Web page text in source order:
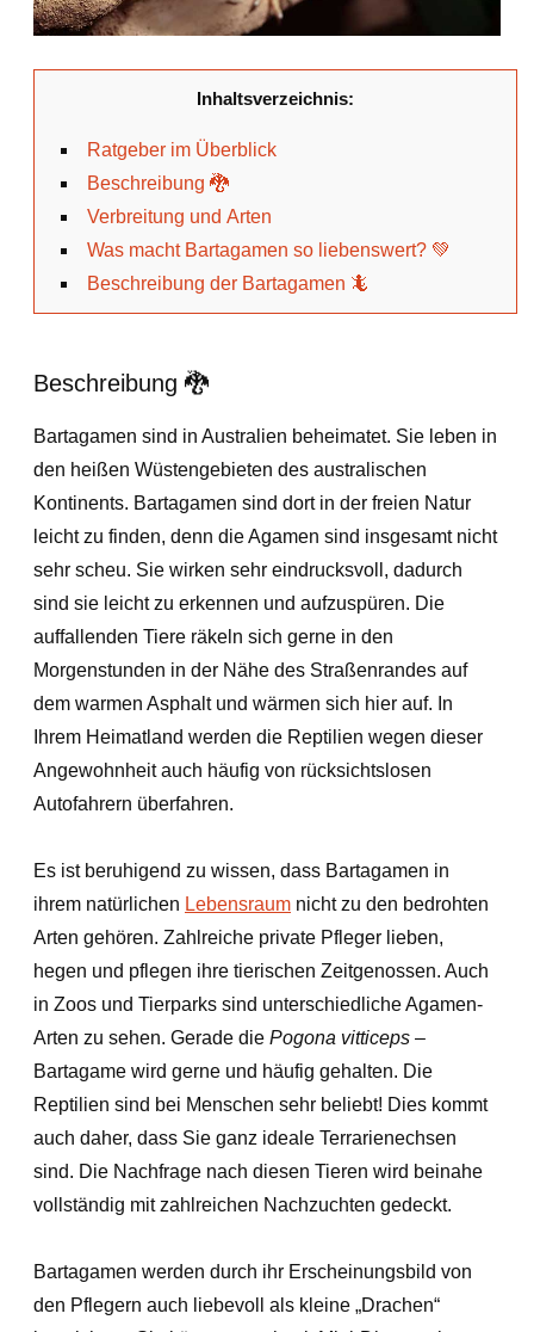
Inhaltsverzeichnis:
Ratgeber im Überblick
Beschreibung 🐉
Verbreitung und Arten
Was macht Bartagamen so liebenswert? 💚
Beschreibung der Bartagamen 🦎
Beschreibung 🐉
Bartagamen sind in Australien beheimatet. Sie leben in
den heißen Wüstengebieten des australischen
Kontinents. Bartagamen sind dort in der freien Natur
leicht zu finden, denn die Agamen sind insgesamt nicht
sehr scheu. Sie wirken sehr eindrucksvoll, dadurch
sind sie leicht zu erkennen und aufzuspüren. Die
auffallenden Tiere räkeln sich gerne in den
Morgenstunden in der Nähe des Straßenrandes auf
dem warmen Asphalt und wärmen sich hier auf. In
Ihrem Heimatland werden die Reptilien wegen dieser
Angewohnheit auch häufig von rücksichtslosen
Autofahrern überfahren.
Es ist beruhigend zu wissen, dass Bartagamen in
ihrem natürlichen Lebensraum nicht zu den bedrohten
Arten gehören. Zahlreiche private Pfleger lieben,
hegen und pflegen ihre tierischen Zeitgenossen. Auch
in Zoos und Tierparks sind unterschiedliche Agamen-
Arten zu sehen. Gerade die Pogona vitticeps –
Bartagame wird gerne und häufig gehalten. Die
Reptilien sind bei Menschen sehr beliebt! Dies kommt
auch daher, dass Sie ganz ideale Terrarienechsen
sind. Die Nachfrage nach diesen Tieren wird beinahe
vollständig mit zahlreichen Nachzuchten gedeckt.
Bartagamen werden durch ihr Erscheinungsbild von
den Pflegern auch liebevoll als kleine „Drachen“